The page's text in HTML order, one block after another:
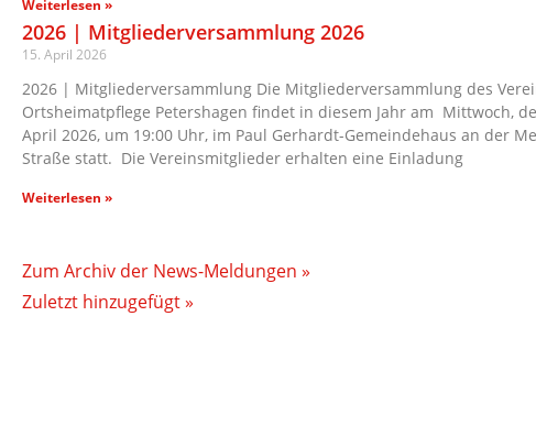
Weiterlesen »
2026 | Mitgliederversammlung 2026
15. April 2026
2026 | Mitgliederversammlung Die Mitgliederversammlung des
Ortsheimatpflege Petershagen findet in diesem Jahr am Mittwoch,
April 2026, um 19:00 Uhr, im Paul Gerhardt-Gemeindehaus an der
Straße statt. Die Vereinsmitglieder erhalten eine Einladung
Weiterlesen »
Zum Archiv der News-Meldungen »
Zuletzt hinzugefügt »